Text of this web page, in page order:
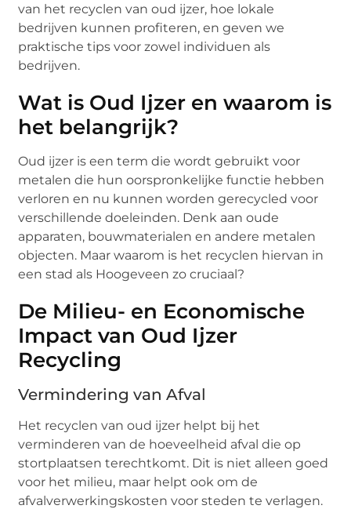
van het recyclen van oud ijzer, hoe lokale
bedrijven kunnen profiteren, en geven we
praktische tips voor zowel individuen als
bedrijven.
Wat is Oud Ijzer en waarom is
het belangrijk?
Oud ijzer is een term die wordt gebruikt voor
metalen die hun oorspronkelijke functie hebben
verloren en nu kunnen worden gerecycled voor
verschillende doeleinden. Denk aan oude
apparaten, bouwmaterialen en andere metalen
objecten. Maar waarom is het recyclen hiervan in
een stad als Hoogeveen zo cruciaal?
De Milieu- en Economische
Impact van Oud Ijzer
Recycling
Vermindering van Afval
Het recyclen van oud ijzer helpt bij het
verminderen van de hoeveelheid afval die op
stortplaatsen terechtkomt. Dit is niet alleen goed
voor het milieu, maar helpt ook om de
afvalverwerkingskosten voor steden te verlagen.